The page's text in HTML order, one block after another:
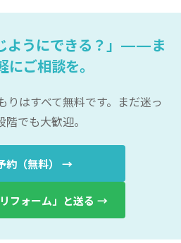
ようにできる？」——ま
にご相談を。
はすべて無料です。まだ迷っ
階でも大歓迎。
約（無料） →
リフォーム」と送る →